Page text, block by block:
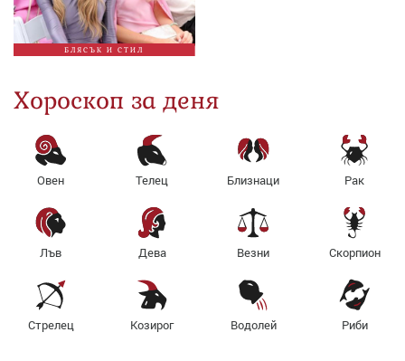
БЛЯСЪК И СТИЛ
Хороскоп за деня
Овен Телец Близнаци Рак
Лъв Дева Везни Скорпион
Стрелец Козирог Водолей Риби